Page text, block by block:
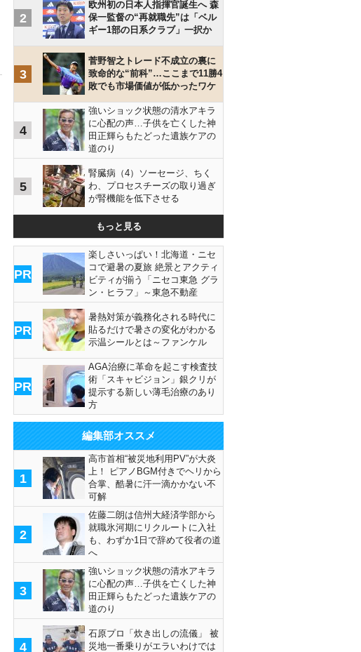
2
欧州初の日本人指揮官誕生へ 森
保一監督の“再就職先”は「ベル
ギー1部の日系クラブ」一択か
3
菅野智之トレード不成立の裏に
致命的な“前科”…ここまで11勝4
敗でも市場価値が低かったワケ
4
強いショック状態の清水アキラ
に心配の声…子供を亡くした神
田正輝らもたどった遺族ケアの
道のり
5
腎臓病（4）ソーセージ、ちく
わ、プロセスチーズの取り過ぎ
が腎機能を低下させる
もっと見る
PR
楽しさいっぱい！北海道・ニセ
コで避暑の夏旅 絶景とアクティ
ビティが揃う「ニセコ東急 グラ
ン・ヒラフ」～東急不動産
PR
暑熱対策が義務化される時代に
貼るだけで暑さの変化がわかる
示温シールとは～ファンケル
PR
AGA治療に革命を起こす検査技
術「スキャビジョン」銀クリが
提示する新しい薄毛治療のあり
方
編集部オススメ
1
高市首相“被災地利用PV”が大炎
上！ ピアノBGM付きでヘリから
合掌、酷暑に汗一滴かかない不
可解
2
佐藤二朗は信州大経済学部から
就職氷河期にリクルートに入社
も、わずか1日で辞めて役者の道
へ
3
強いショック状態の清水アキラ
に心配の声…子供を亡くした神
田正輝らもたどった遺族ケアの
道のり
4
石原プロ「炊き出しの流儀」 被
災地一番乗りがエラいわけでは